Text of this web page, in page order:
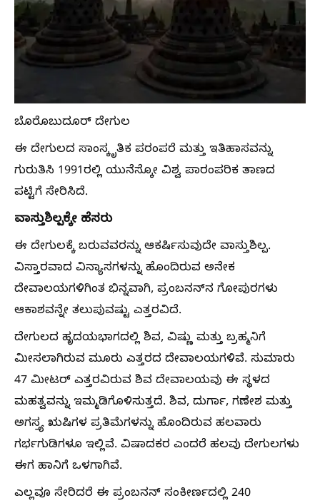
ಬೊರೊಬುದೂರ್ ದೇಗುಲ
ಈ ದೇಗುಲದ ಸಾಂಸ್ಕೃತಿಕ ಪರಂಪರೆ ಮತ್ತು ಇತಿಹಾಸವನ್ನು
ಗುರುತಿಸಿ 1991ರಲ್ಲಿ ಯುನೆಸ್ಕೋ ವಿಶ್ವ ಪಾರಂಪರಿಕ ತಾಣದ
ಪಟ್ಟಿಗೆ ಸೇರಿಸಿದೆ.
ವಾಸ್ತುಶಿಲ್ಪಕ್ಕೇ ಹೆಸರು
ಈ ದೇಗುಲಕ್ಕೆ ಬರುವವರನ್ನು ಆಕರ್ಷಿಸುವುದೇ ವಾಸ್ತುಶಿಲ್ಪ.
ವಿಸ್ತಾರವಾದ ವಿನ್ಯಾಸಗಳನ್ನು ಹೊಂದಿರುವ ಅನೇಕ
ದೇವಾಲಯಗಳಿಗಿಂತ ಭಿನ್ನವಾಗಿ, ಪ್ರಂಬನನ್‌ನ ಗೋಪುರಗಳು
ಆಕಾಶವನ್ನೇ ತಲುಪುವಷ್ಟು ಎತ್ತರವಿದೆ.
ದೇಗುಲದ ಹೃದಯಭಾಗದಲ್ಲಿ ಶಿವ, ವಿಷ್ಣು ಮತ್ತು ಬ್ರಹ್ಮನಿಗೆ
ಮೀಸಲಾಗಿರುವ ಮೂರು ಎತ್ತರದ ದೇವಾಲಯಗಳಿವೆ. ಸುಮಾರು
47 ಮೀಟರ್ ಎತ್ತರವಿರುವ ಶಿವ ದೇವಾಲಯವು ಈ ಸ್ಥಳದ
ಮಹತ್ವವನ್ನು ಇಮ್ಮಡಿಗೊಳಿಸುತ್ತದೆ. ಶಿವ, ದುರ್ಗಾ, ಗಣೇಶ ಮತ್ತು
ಅಗಸ್ತ್ಯ ಋಷಿಗಳ ಪ್ರತಿಮೆಗಳನ್ನು ಹೊಂದಿರುವ ಹಲವಾರು
ಗರ್ಭಗುಡಿಗಳೂ ಇಲ್ಲಿವೆ. ವಿಷಾದಕರ ಎಂದರೆ ಹಲವು ದೇಗುಲಗಳು
ಈಗ ಹಾನಿಗೆ ಒಳಗಾಗಿವೆ.
ಎಲ್ಲವೂ ಸೇರಿದರೆ ಈ ಪ್ರಂಬನನ್ ಸಂಕೀರ್ಣದಲ್ಲಿ 240